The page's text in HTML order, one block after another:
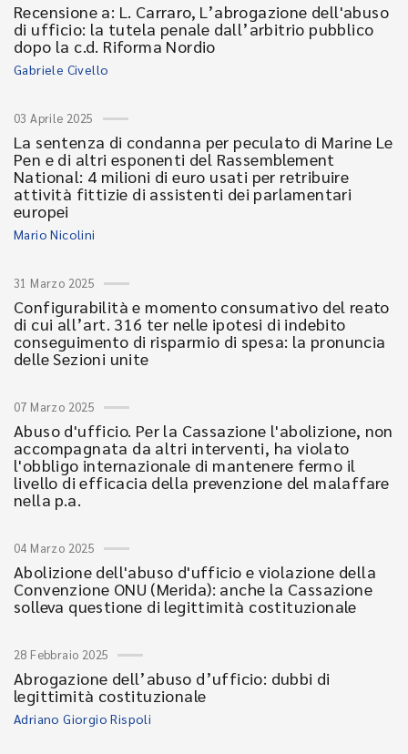
Recensione a: L. Carraro, L’abrogazione dell'abuso
di ufficio: la tutela penale dall’arbitrio pubblico
dopo la c.d. Riforma Nordio
Gabriele Civello
03 Aprile 2025
La sentenza di condanna per peculato di Marine Le
Pen e di altri esponenti del Rassemblement
National: 4 milioni di euro usati per retribuire
attività fittizie di assistenti dei parlamentari
europei
Mario Nicolini
31 Marzo 2025
Configurabilità e momento consumativo del reato
di cui all’art. 316 ter nelle ipotesi di indebito
conseguimento di risparmio di spesa: la pronuncia
delle Sezioni unite
07 Marzo 2025
Abuso d'ufficio. Per la Cassazione l'abolizione, non
accompagnata da altri interventi, ha violato
l'obbligo internazionale di mantenere fermo il
livello di efficacia della prevenzione del malaffare
nella p.a.
04 Marzo 2025
Abolizione dell'abuso d'ufficio e violazione della
Convenzione ONU (Merida): anche la Cassazione
solleva questione di legittimità costituzionale
28 Febbraio 2025
Abrogazione dell’abuso d’ufficio: dubbi di
legittimità costituzionale
Adriano Giorgio Rispoli